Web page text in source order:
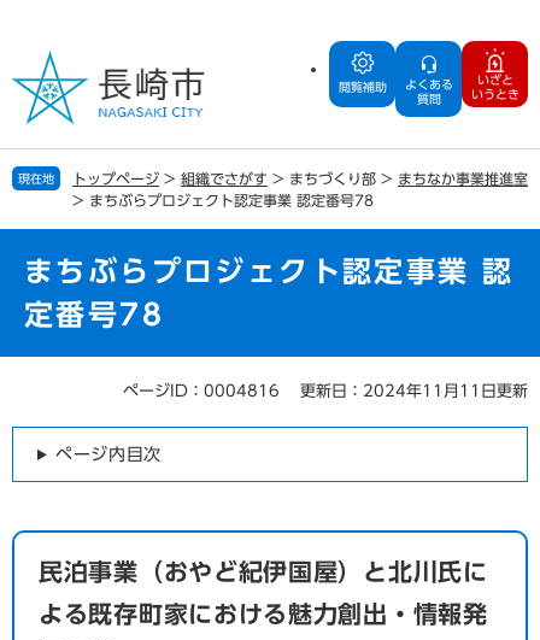
の
で
す
ー
ば
し
閲覧補助
よくある
質問
いざと
いうとき
現在地 トップページ > 組織でさがす > まちづくり部 > まちなか事業推進室
> まちぶらプロジェクト認定事業 認定番号78
まちぶらプロジェクト認定事業 認
定番号78
ページID：0004816 更新日：2024年11月11日更新
ページ内目次
民泊事業（おやど紀伊国屋）と北川氏に
よる既存町家における魅力創出・情報発